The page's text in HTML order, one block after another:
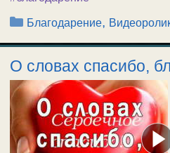
Рубрики
Благодарение,
О словах спасибо,